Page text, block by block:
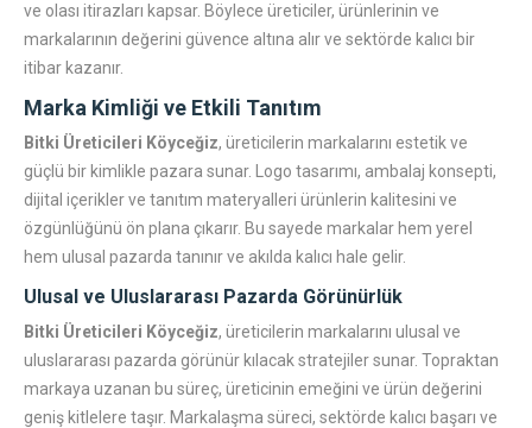
ve olası itirazları kapsar. Böylece üreticiler, ürünlerinin ve
markalarının değerini güvence altına alır ve sektörde kalıcı bir
itibar kazanır.
Marka Kimliği ve Etkili Tanıtım
Bitki Üreticileri Köyceğiz, üreticilerin markalarını estetik ve
güçlü bir kimlikle pazara sunar. Logo tasarımı, ambalaj konsepti,
dijital içerikler ve tanıtım materyalleri ürünlerin kalitesini ve
özgünlüğünü ön plana çıkarır. Bu sayede markalar hem yerel
hem ulusal pazarda tanınır ve akılda kalıcı hale gelir.
Ulusal ve Uluslararası Pazarda Görünürlük
Bitki Üreticileri Köyceğiz, üreticilerin markalarını ulusal ve
uluslararası pazarda görünür kılacak stratejiler sunar. Topraktan
markaya uzanan bu süreç, üreticinin emeğini ve ürün değerini
geniş kitlelere taşır. Markalaşma süreci, sektörde kalıcı başarı ve